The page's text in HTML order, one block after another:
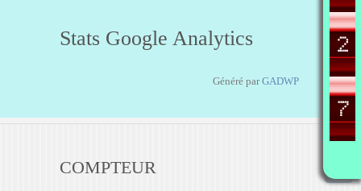
Stats Google Analytics
Généré parGADWP
COMPTEUR